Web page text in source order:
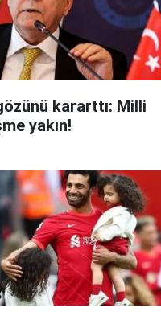
kararttı: Milli
yakın!